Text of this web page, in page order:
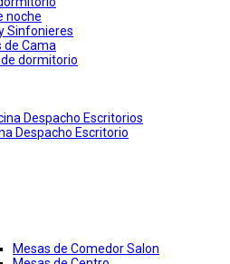
noche
Sinfonieres
de Cama
dormitorio
Despacho Escritorios
Despacho Escritorio
Mesas de Comedor Salon